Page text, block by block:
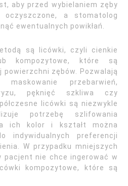
aby przed wybielaniem zęby
oczyszczone, a stomatolog
ewentualnych powikłań.
są licówki, czyli cienkie
kompozytowe, które są
powierzchni zębów. Pozwalają
przebarwień,
pęknięć szkliwa czy
licówki są niezwykle
potrzebę szlifowania
ich kolor i kształt można
indywidualnych preferencji
W przypadku mniejszych
pacjent nie chce ingerować w
kompozytowe, które są